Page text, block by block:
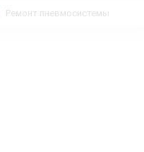
Ремонт пневмосистемы